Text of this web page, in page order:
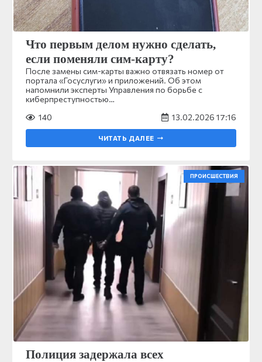
Что первым делом нужно сделать,
если поменяли сим-карту?
После замены сим-карты важно отвязать номер от
портала «Госуслуги» и приложений. Об этом
напомнили эксперты Управления по борьбе с
киберпреступностью…
140
13.02.2026 17:16
ЧИТАТЬ ДАЛЕЕ
ПРОИСШЕСТВИЯ
Полиция задержала всех